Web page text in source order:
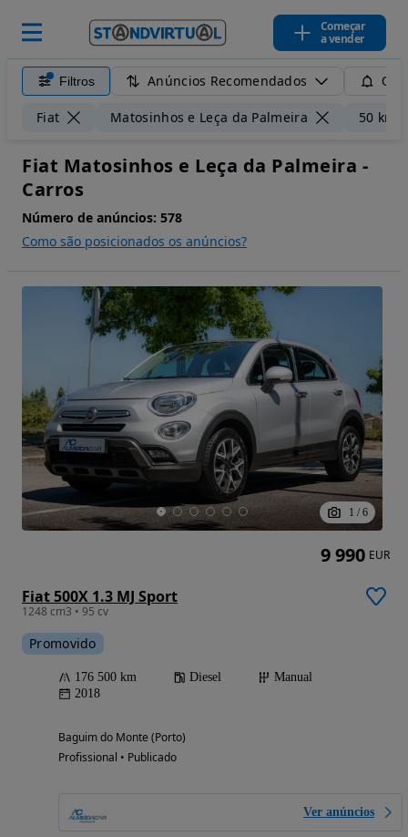
Começar
a vender
Filtros Anúncios Recomendados
Fiat Matosinhos e Leça da Palmeira 50 km
Fiat Matosinhos e Leça da Palmeira -
Carros
Número de anúncios: 578
Como são posicionados os anúncios?
1 / 6
Fiat 500X 1.3 MJ Sport
1248 cm3 • 95 cv
Promovido
176 500 km Diesel
Manual
2018
Baguim do Monte (Porto)
Profissional • Publicado
Ver anúncios
9 990 EUR